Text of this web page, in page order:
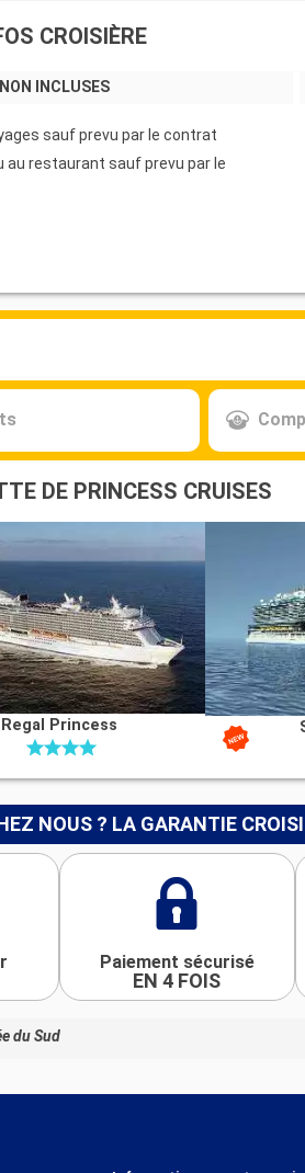
CROISIÈRE
INCLUSES
sauf prevu par le contrat
au restaurant sauf prevu par le
DE PRINCESS CRUISES
Regal Princess
NOUS ? LA GARANTIE
Paiement sécurisé
EN 4 FOIS
du Sud